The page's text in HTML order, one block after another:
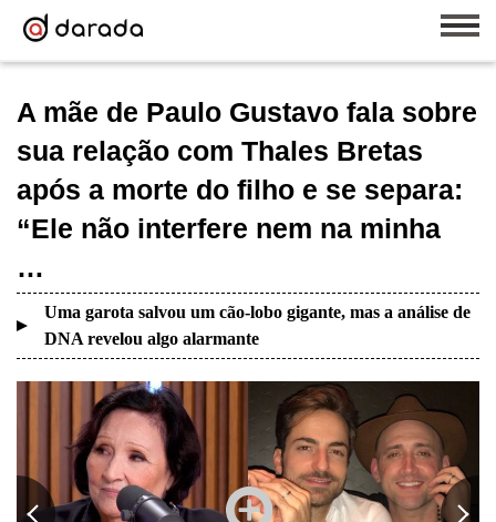
A mãe de Paulo Gustavo fala sobre
sua relação com Thales Bretas
após a morte do filho e se separa:
“Ele não interfere nem na minha
…
Uma garota salvou um cão-lobo gigante, mas a análise de
DNA revelou algo alarmante